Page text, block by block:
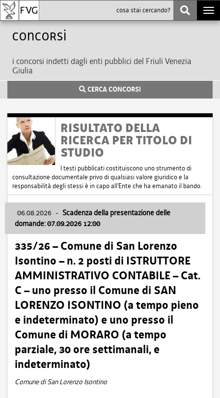
Concorsi
i concorsi indetti dagli enti pubblici del Friuli Venezia
Giulia
CERCA CONCORSI
RISULTATO DELLA
RICERCA PER TITOLO DI
STUDIO
I testi pubblicati costituiscono uno strumento di
consultazione documentale privo di qualsiasi valore giuridico e la
responsabilità degli stessi è in capo all'Ente che ha emanato il bando.
06.08.2026 - Scadenza della presentazione delle
domande: 07.09.2026 12:00
335/26 – Comune di San Lorenzo
Isontino – n. 2 posti di ISTRUTTORE
AMMINISTRATIVO CONTABILE – Cat.
C – uno presso il Comune di SAN
LORENZO ISONTINO (a tempo pieno
e indeterminato) e uno presso il
Comune di MORARO (a tempo
parziale, 30 ore settimanali, e
indeterminato)
Comune di San Lorenzo Isontino